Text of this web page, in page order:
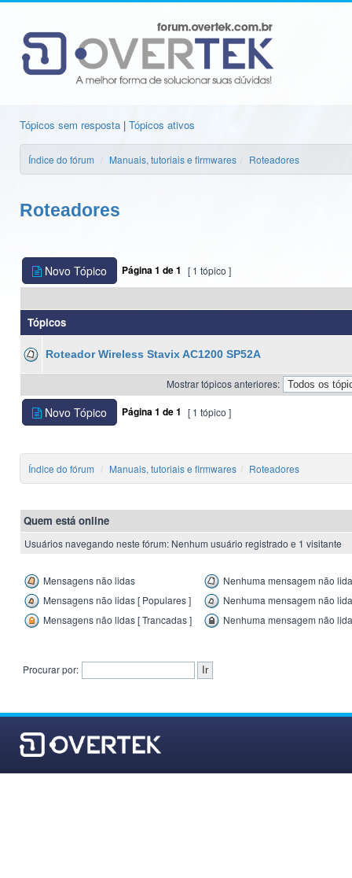
Tópicos sem resposta | Tópicos ativos
Índice do fórum Manuais, tutoriais e firmwares Roteadores
Roteadores
Novo Tópico Página1 de1 [ 1 tópico ]
Tópicos
Roteador Wireless Stavix AC1200 SP52A
Mostrar tópicos anteriores:
Novo Tópico Página1 de1 [ 1 tópico ]
Índice do fórum Manuais, tutoriais e firmwares Roteadores
Quem está online
Usuários navegando neste fórum: Nenhum usuário registrado e 1 visitante
Mensagens não lidas
Nenhuma mensagem não lida
Mensagens não lidas [ Populares ]
Nenhuma mensagem não
Mensagens não lidas [ Trancadas ]
Nenhuma mensagem não
Procurar por: